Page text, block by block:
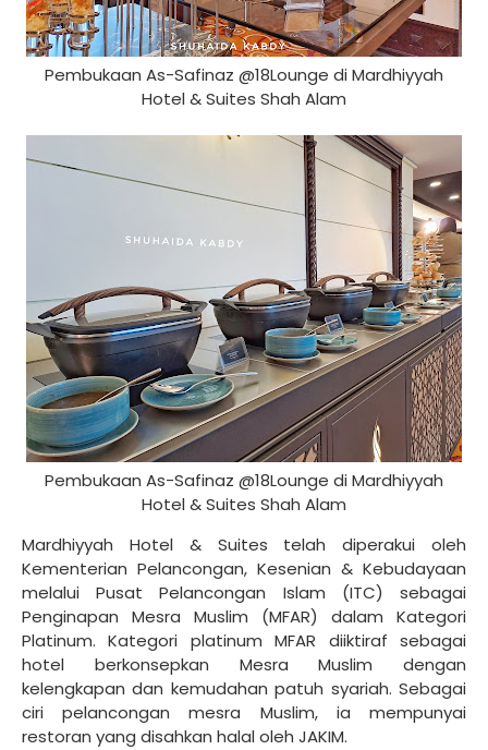
Pembukaan As-Safinaz @18Lounge di Mardhiyyah
Hotel & Suites Shah Alam
Pembukaan As-Safinaz @18Lounge di Mardhiyyah
Hotel & Suites Shah Alam
Mardhiyyah Hotel & Suites telah diperakui oleh
Kementerian Pelancongan, Kesenian & Kebudayaan
melalui Pusat Pelancongan Islam (ITC) sebagai
Penginapan Mesra Muslim (MFAR) dalam Kategori
Platinum. Kategori platinum MFAR diiktiraf sebagai
hotel berkonsepkan Mesra Muslim dengan
kelengkapan dan kemudahan patuh syariah. Sebagai
ciri pelancongan mesra Muslim, ia mempunyai
restoran yang disahkan halal oleh JAKIM.